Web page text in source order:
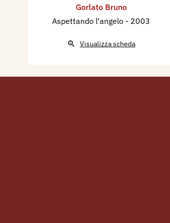
Gorlato Bruno
Aspettando l'angelo - 2003
Visualizza scheda